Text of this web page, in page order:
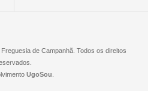
de Campanhã. Todos os direitos
UgoSou